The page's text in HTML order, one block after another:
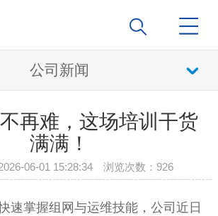
公司新闻
再难，这场培训干货
满满！
06-01 15:28:34 浏览次数： 926
速掌握组网与运维技能，公司近日